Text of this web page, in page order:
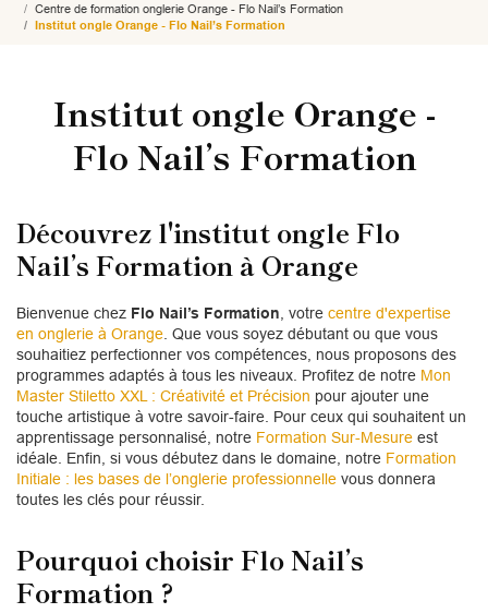
Centre de formation onglerie Orange - Flo Nail’s Formation
Institut ongle Orange - Flo Nail’s Formation
Institut ongle Orange -
Flo Nail’s Formation
Découvrez l'institut ongle Flo
Nail’s Formation à Orange
Bienvenue chez Flo Nail’s Formation, votre centre d'expertise
en onglerie à Orange. Que vous soyez débutant ou que vous
souhaitiez perfectionner vos compétences, nous proposons des
programmes adaptés à tous les niveaux. Profitez de notre Mon
Master Stiletto XXL : Créativité et Précision pour ajouter une
touche artistique à votre savoir-faire. Pour ceux qui souhaitent un
apprentissage personnalisé, notre Formation Sur-Mesure est
idéale. Enfin, si vous débutez dans le domaine, notre Formation
Initiale : les bases de l’onglerie professionnelle vous donnera
toutes les clés pour réussir.
Pourquoi choisir Flo Nail’s
Formation ?